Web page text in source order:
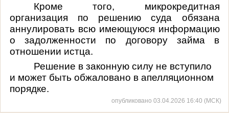
Кроме того, микрокредитная
организация по решению суда обязана
аннулировать всю имеющуюся информацию
о задолженности по договору займа в
отношении истца.
Решение в законную силу не вступило
и может быть обжаловано в апелляционном
порядке.
опубликовано 03.04.2026 16:40 (МСК)